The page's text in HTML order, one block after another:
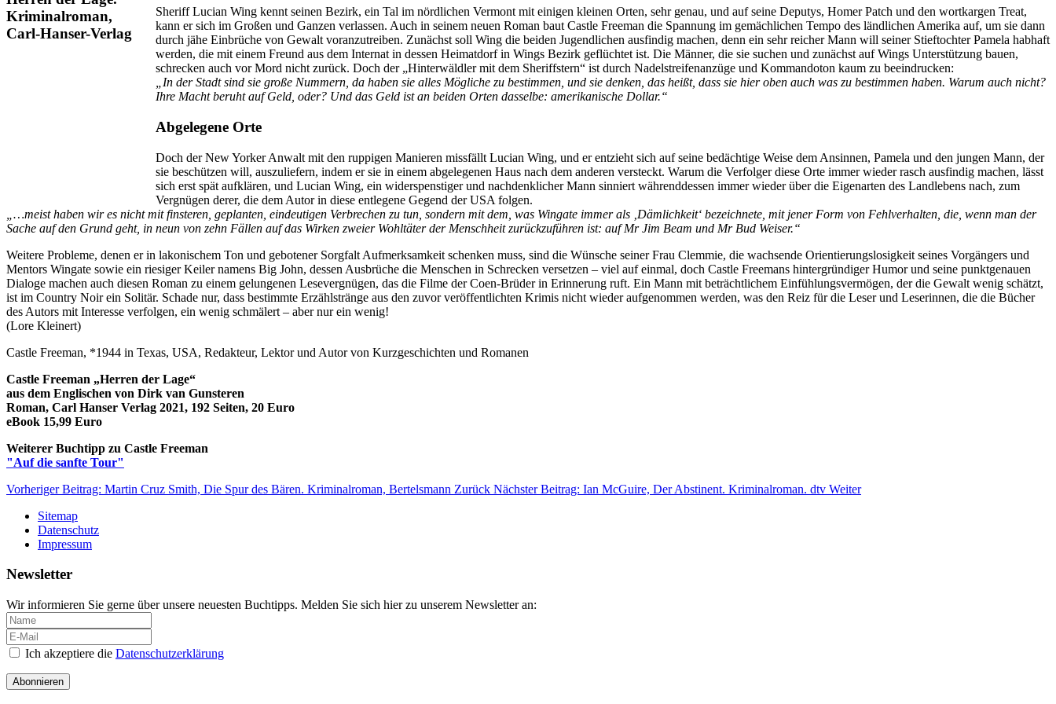
Sheriff Lucian Wing kennt seinen Bezirk, ein Tal im nördlichen Vermont mit einigen kleinen Orten, sehr genau, und auf seine Deputys, Homer Patch und den wortkargen Treat,
kann er sich im Großen und Ganzen verlassen. Auch in seinem neuen Roman baut Castle Freeman die Spannung im gemächlichen Tempo des ländlichen Amerika auf, um sie dann
durch jähe Einbrüche von Gewalt voranzutreiben. Zunächst soll Wing die beiden Jugendlichen ausfindig machen, denn ein sehr reicher Mann will seiner Stieftochter Pamela habhaft
werden, die mit einem Freund aus dem Internat in dessen Heimatdorf in Wings Bezirk geflüchtet ist. Die Männer, die sie suchen und zunächst auf Wings Unterstützung bauen,
schrecken auch vor Mord nicht zurück. Doch der „Hinterwäldler mit dem Sheriffstern“ ist durch Nadelstreifenanzüge und Kommandoton kaum zu beeindrucken:
„In der Stadt sind sie große Nummern, da haben sie alles Mögliche zu bestimmen, und sie denken, das heißt, dass sie hier oben auch was zu bestimmen haben. Warum auch nicht?
Ihre Macht beruht auf Geld, oder? Und das Geld ist an beiden Orten dasselbe: amerikanische Dollar.“
Abgelegene Orte
Doch der New Yorker Anwalt mit den ruppigen Manieren missfällt Lucian Wing, und er entzieht sich auf seine bedächtige Weise dem Ansinnen, Pamela und den jungen Mann, der
sie beschützen will, auszuliefern, indem er sie in einem abgelegenen Haus nach dem anderen versteckt. Warum die Verfolger diese Orte immer wieder rasch ausfindig machen, lässt
sich erst spät aufklären, und Lucian Wing, ein widerspenstiger und nachdenklicher Mann sinniert währenddessen immer wieder über die Eigenarten des Landlebens nach, zum
Vergnügen derer, die dem Autor in diese entlegene Gegend der USA folgen.
„…meist haben wir es nicht mit finsteren, geplanten, eindeutigen Verbrechen zu tun, sondern mit dem, was Wingate immer als ‚Dämlichkeit‘ bezeichnete, mit jener Form von Fehlverhalten, die, wenn man der
Sache auf den Grund geht, in neun von zehn Fällen auf das Wirken zweier Wohltäter der Menschheit zurückzuführen ist: auf Mr Jim Beam und Mr Bud Weiser.“
Weitere Probleme, denen er in lakonischem Ton und gebotener Sorgfalt Aufmerksamkeit schenken muss, sind die Wünsche seiner Frau Clemmie, die wachsende Orientierungslosigkeit seines Vorgängers und
Mentors Wingate sowie ein riesiger Keiler namens Big John, dessen Ausbrüche die Menschen in Schrecken versetzen – viel auf einmal, doch Castle Freemans hintergründiger Humor und seine punktgenauen
Dialoge machen auch diesen Roman zu einem gelungenen Lesevergnügen, das die Filme der Coen-Brüder in Erinnerung ruft. Ein Mann mit beträchtlichem Einfühlungsvermögen, der die Gewalt wenig schätzt,
ist im Country Noir ein Solitär. Schade nur, dass bestimmte Erzählstränge aus den zuvor veröffentlichten Krimis nicht wieder aufgenommen werden, was den Reiz für die Leser und Leserinnen, die die Bücher
des Autors mit Interesse verfolgen, ein wenig schmälert – aber nur ein wenig!
(Lore Kleinert)
Castle Freeman, *1944 in Texas, USA, Redakteur, Lektor und Autor von Kurzgeschichten und Romanen
Castle Freeman „Herren der Lage“
aus dem Englischen von Dirk van Gunsteren
Roman, Carl Hanser Verlag 2021, 192 Seiten, 20 Euro
eBook 15,99 Euro
Weiterer Buchtipp zu Castle Freeman
"Auf die sanfte Tour"
Vorheriger Beitrag: Martin Cruz Smith, Die Spur des Bären. Kriminalroman, Bertelsmann Zurück Nächster Beitrag: Ian McGuire, Der Abstinent. Kriminalroman. dtv Weiter
Sitemap
Datenschutz
Impressum
Newsletter
Wir informieren Sie gerne über unsere neuesten Buchtipps. Melden Sie sich hier zu unserem Newsletter an:
Ich akzeptiere die Datenschutzerklärung
Abonnieren